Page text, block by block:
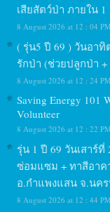
เสียสัตว์ป่า ภายใน
8 August 2026 at 12 : 04 PM
( รุ่น5 ปี 69 ) วันอา
รักป่า (ช่วยปลูกป่า
8 August 2026 at 12 : 24 PM
Saving Energy 101
Volunteer
8 August 2026 at 12 : 22 PM
รุ่น 1 ปี 69 วันเสาร์
ซ่อมแซม + ทาสีอาค
อ.กำแพงแสน จ.นค
8 August 2026 at 12 : 44 PM